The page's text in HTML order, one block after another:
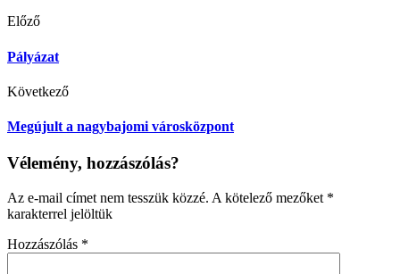
Előző
Pályázat
Következő
Megújult a nagybajomi városközpont
Vélemény, hozzászólás?
Az e-mail címet nem tesszük közzé. A kötelező mezőket *
karakterrel jelöltük
Hozzászólás *